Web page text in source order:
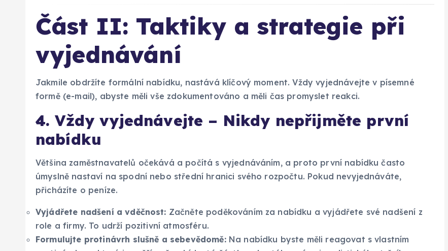
Část II: Taktiky a strategie při
vyjednávání
Jakmile obdržíte formální nabídku, nastává klíčový moment. Vždy vyjednávejte v písemné
formě (e-mail), abyste měli vše zdokumentováno a měli čas promyslet reakci.
4. Vždy vyjednávejte – Nikdy nepřijměte první
nabídku
Většina zaměstnavatelů očekává a počítá s vyjednáváním, a proto první nabídku často
úmyslně nastaví na spodní nebo střední hranici svého rozpočtu. Pokud nevyjednáváte,
přicházíte o peníze.
Vyjádřete nadšení a vděčnost: Začněte poděkováním za nabídku a vyjádřete své nadšení z
role a firmy. To udrží pozitivní atmosféru.
Formulujte protinávrh slušně a sebevědomě:Na nabídku byste měli reagovat s vlastním